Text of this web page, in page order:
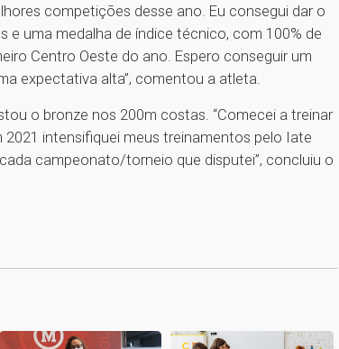
competições desse ano. Eu consegui dar o
uma medalha de índice técnico, com 100% de
Centro Oeste do ano. Espero conseguir um
expectativa alta”, comentou a atleta.
o bronze nos 200m costas. “Comecei a treinar
intensifiquei meus treinamentos pelo Iate
campeonato/torneio que disputei”, concluiu o